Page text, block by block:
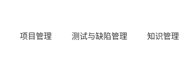
项目管理 测试与缺陷管理 知识管理